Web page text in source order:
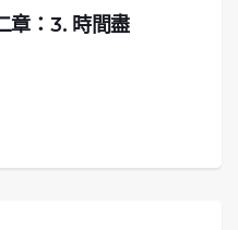
章：3. 時間盡